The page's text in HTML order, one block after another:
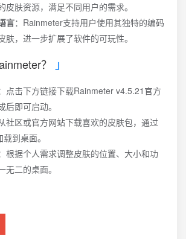
皮肤资源，满足不同用户的需求。
言：Rainmeter支持用户使用其独特的编码
肤，进一步扩展了软件的可玩性。
？
点击下方链接下载Rainmeter v4.5.21官方
后即可启动。
社区或官方网站下载喜欢的皮肤包，通过
到桌面。
根据个人需求调整皮肤的位置、大小和功
无二的桌面。